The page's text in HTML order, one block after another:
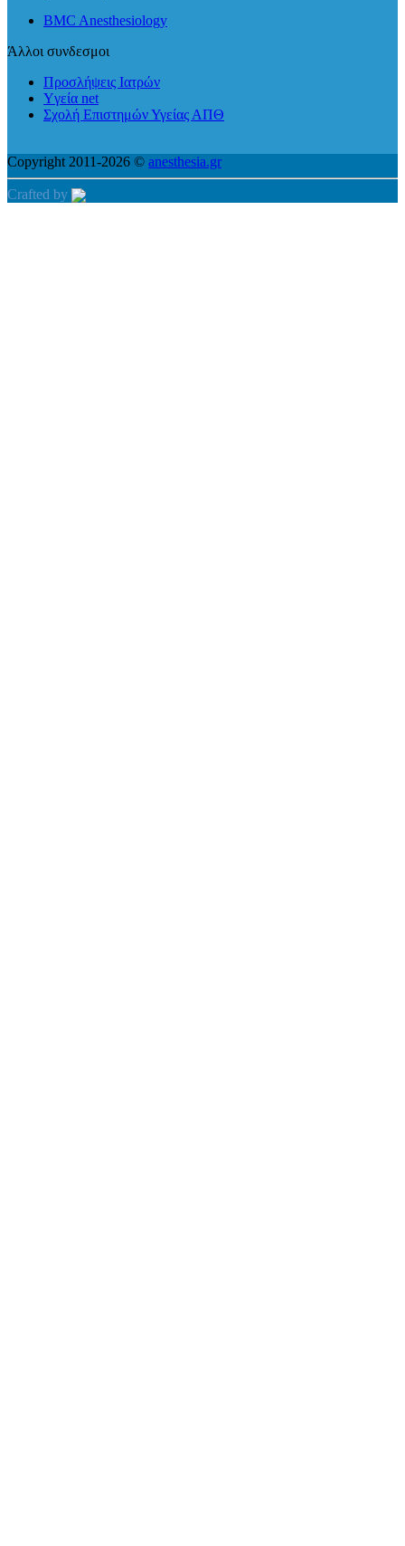
BMC Anesthesiology
Άλλοι συνδεσμοι
Προσλήψεις Ιατρών
Yγεία net
Σχολή Επιστημών Υγείας ΑΠΘ
Copyright 2011-2026 © anesthesia.gr
Crafted by